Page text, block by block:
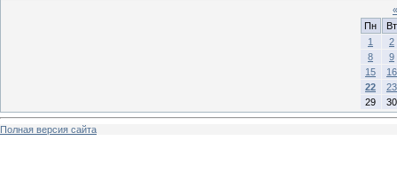
«
Пн
Вт
1
2
8
9
15
16
22
23
29
30
Полная версия сайта